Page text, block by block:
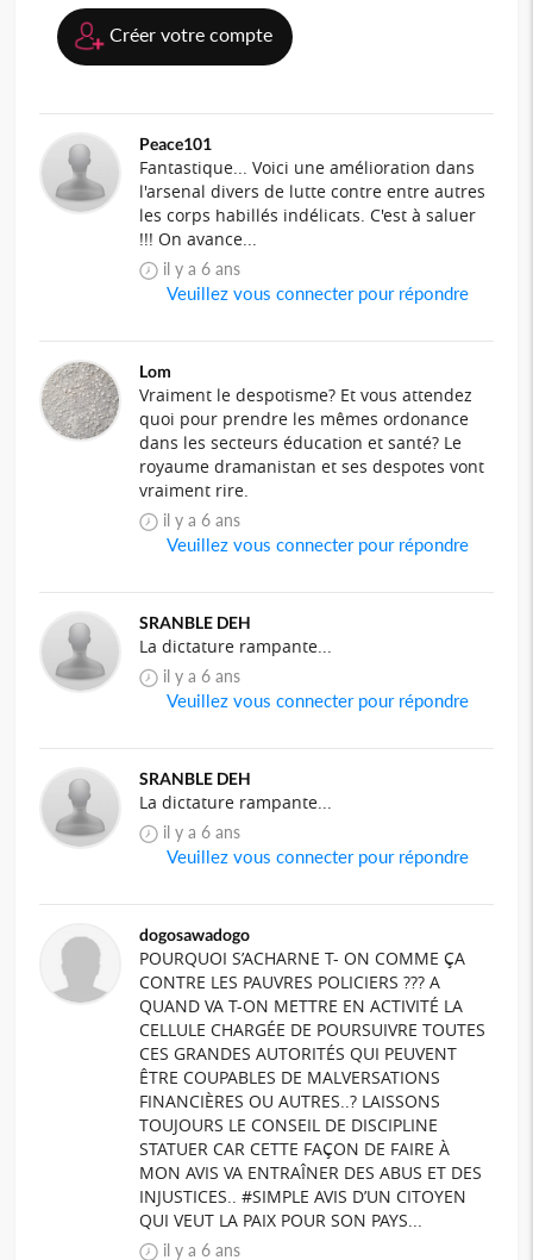
Créer votre compte
Peace101
Fantastique... Voici une amélioration dans
l'arsenal divers de lutte contre entre autres
les corps habillés indélicats. C'est à saluer
!!! On avance...
il y a 6 ans
Veuillez vous connecter pour répondre
Lom
Vraiment le despotisme? Et vous attendez
quoi pour prendre les mêmes ordonance
dans les secteurs éducation et santé? Le
royaume dramanistan et ses despotes vont
vraiment rire.
il y a 6 ans
Veuillez vous connecter pour répondre
SRANBLE DEH
La dictature rampante...
il y a 6 ans
Veuillez vous connecter pour répondre
SRANBLE DEH
La dictature rampante...
il y a 6 ans
Veuillez vous connecter pour répondre
dogosawadogo
POURQUOI S’ACHARNE T- ON COMME ÇA
CONTRE LES PAUVRES POLICIERS ??? A
QUAND VA T-ON METTRE EN ACTIVITÉ LA
CELLULE CHARGÉE DE POURSUIVRE TOUTES
CES GRANDES AUTORITÉS QUI PEUVENT
ÊTRE COUPABLES DE MALVERSATIONS
FINANCIÈRES OU AUTRES..? LAISSONS
TOUJOURS LE CONSEIL DE DISCIPLINE
STATUER CAR CETTE FAÇON DE FAIRE À
MON AVIS VA ENTRAÎNER DES ABUS ET DES
INJUSTICES.. #SIMPLE AVIS D’UN CITOYEN
QUI VEUT LA PAIX POUR SON PAYS...
il y a 6 ans